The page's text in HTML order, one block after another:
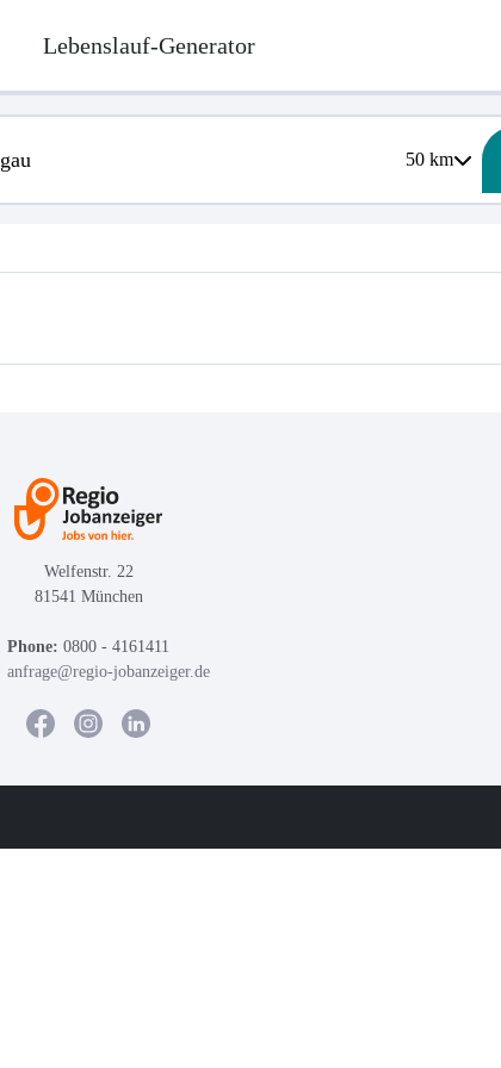
Lebenslauf-Generator
50km
Welfenstr. 22
81541 München
Phone: 0800 - 4161411
anfrage@regio-jobanzeiger.de